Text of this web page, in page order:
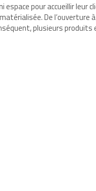
pour accueillir leur
De l’ouverture
plusieurs